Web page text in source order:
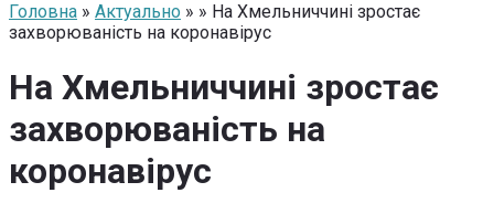
Головна » Актуально » » На Хмельниччині зростає
захворюваність на коронавірус
На Хмельниччині зростає
захворюваність на
коронавірус